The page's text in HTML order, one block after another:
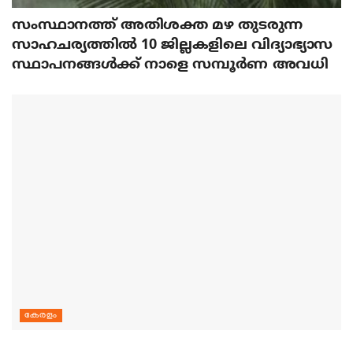
സംസ്ഥാനത്ത് അതിശക്ത മഴ തുടരുന്ന
സാഹചര്യത്തിൽ 10 ജില്ലകളിലെ വിദ്യാഭ്യാസ
സ്ഥാപനങ്ങൾക്ക് നാളെ സമ്പൂർണ അവധി
കേരളം